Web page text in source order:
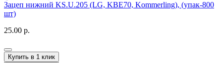
Зацеп нижний KS.U.205 (LG, KBE70, Kommerling), (упак-800
шт)
25.00 р.
Купить в 1 клик